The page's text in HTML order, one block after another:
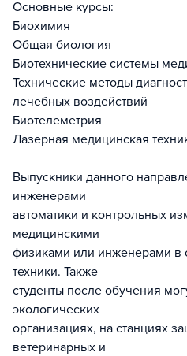
Основные курсы:
Биохимия
Общая биология
Биотехнические системы
Технические методы
лечебных воздействий
Биотелеметрия
Лазерная медицинская
Выпускники данного
инженерами
автоматики и контрольных
медицинскими
физиками или инженерами в
техники. Также
студенты после обучения
экологических
организациях, на станциях
ветеринарных и